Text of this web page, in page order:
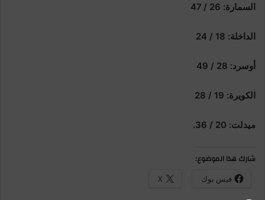
السمارة: 26 / 47
الداخلة: 18 / 24
أوسرد: 28 / 49
الكويرة: 19 / 28
ميدلت: 20 / 36.
شارك هذا الموضوع:
فيس بوك X